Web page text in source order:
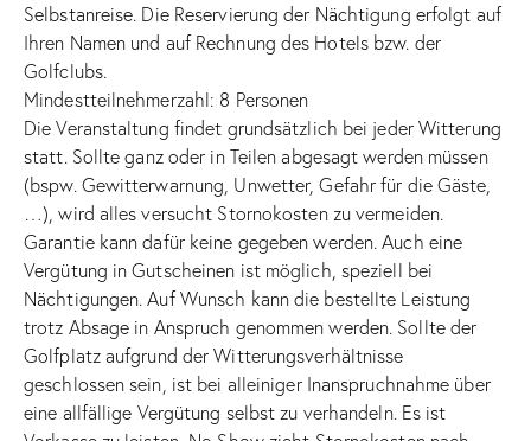
Selbstanreise. Die Reservierung der Nächtigung erfolgt auf
Ihren Namen und auf Rechnung des Hotels bzw. der
Golfclubs.
Mindestteilnehmerzahl: 8 Personen
Die Veranstaltung findet grundsätzlich bei jeder Witterung
statt. Sollte ganz oder in Teilen abgesagt werden müssen
(bspw. Gewitterwarnung, Unwetter, Gefahr für die Gäste,
…), wird alles versucht Stornokosten zu vermeiden.
Garantie kann dafür keine gegeben werden. Auch eine
Vergütung in Gutscheinen ist möglich, speziell bei
Nächtigungen. Auf Wunsch kann die bestellte Leistung
trotz Absage in Anspruch genommen werden. Sollte der
Golfplatz aufgrund der Witterungsverhältnisse
geschlossen sein, ist bei alleiniger Inanspruchnahme über
eine allfällige Vergütung selbst zu verhandeln. Es ist